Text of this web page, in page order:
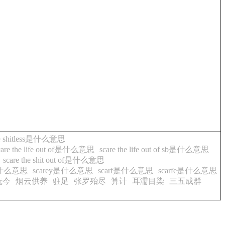
shitless是什么意思
the life out of是什么意思
scare the life out of sb是什么意思
scare the shit out of是什么意思
么意思 scarey是什么意思 scarf是什么意思
scarfe是什么意思
今 烟云供养 驻足 张罗殆尽 算计 耳濡目染
三五成群